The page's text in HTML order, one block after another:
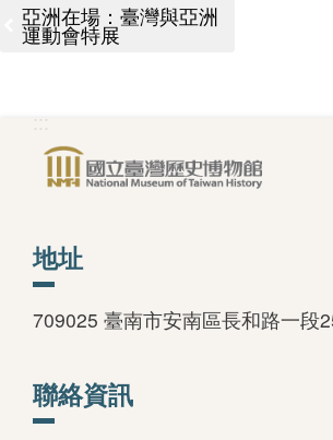
亞洲在場：臺灣與亞洲
運動會特展
:::
地址
709025 臺南市安南區長和路一段
聯絡資訊